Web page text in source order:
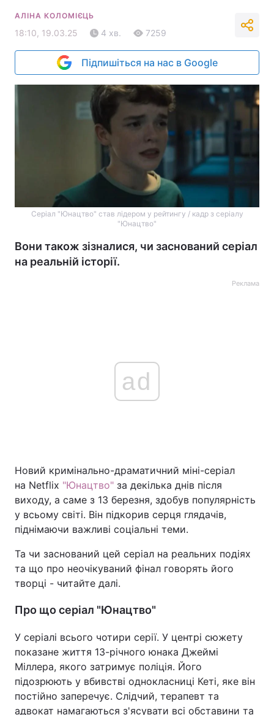
АЛІНА КОЛОМІЄЦЬ
18:10, 19.03.25 4 хв. 7259
Підпишіться на нас в Google
Серіал "Юнацтво" став лідером у рейтингу / кадр з серіалу
"Юнацтво"
Вони також зізналися, чи заснований серіал
на реальній історії.
Реклама
ad
Новий кримінально-драматичний міні-серіал
на Netflix "Юнацтво" за декілька днів після
виходу, а саме з 13 березня, здобув популярність
у всьому світі. Він підкорив серця глядачів,
піднімаючи важливі соціальні теми.
Та чи заснований цей серіал на реальних подіях
та що про неочікуваний фінал говорять його
творці - читайте далі.
Про що серіал "Юнацтво"
У серіалі всього чотири серії. У центрі сюжету
показане життя 13-річного юнака Джеймі
Міллера, якого затримує поліція. Його
підозрюють у вбивстві однокласниці Кеті, яке він
постійно заперечує. Слідчий, терапевт та
адвокат намагаються з'ясувати всі обставини та